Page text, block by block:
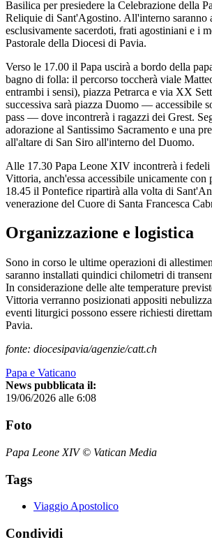
Basilica per presiedere la Celebrazione della
Reliquie di Sant'Agostino. All'interno saranno
esclusivamente sacerdoti, frati agostiniani e i
Pastorale della Diocesi di Pavia.
Verso le 17.00 il Papa uscirà a bordo della
bagno di folla: il percorso toccherà viale
entrambi i sensi), piazza Petrarca e via XX
successiva sarà piazza Duomo — accessibile
pass — dove incontrerà i ragazzi dei Grest.
adorazione al Santissimo Sacramento e una
all'altare di San Siro all'interno del Duomo.
Alle 17.30 Papa Leone XIV incontrerà i fedeli
Vittoria, anch'essa accessibile unicamente con
18.45 il Pontefice ripartirà alla volta di
venerazione del Cuore di Santa Francesca
Organizzazione e logistica
Sono in corso le ultime operazioni di
saranno installati quindici chilometri di
In considerazione delle alte temperature
Vittoria verranno posizionati appositi
eventi liturgici possono essere richiesti
Pavia.
fonte: diocesipavia/agenzie/catt.ch
Papa e Vaticano
News pubblicata il:
19/06/2026 alle 6:08
Foto
Papa Leone XIV © Vatican Media
Tags
Viaggio Apostolico
Condividi